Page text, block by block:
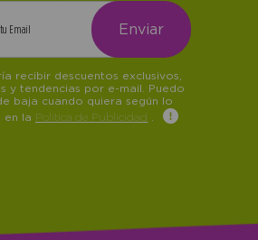
recibir descuentos exclusivos,
y tendencias por e-mail. Puedo
baja cuando quiera según lo
en la Política de Publicidad